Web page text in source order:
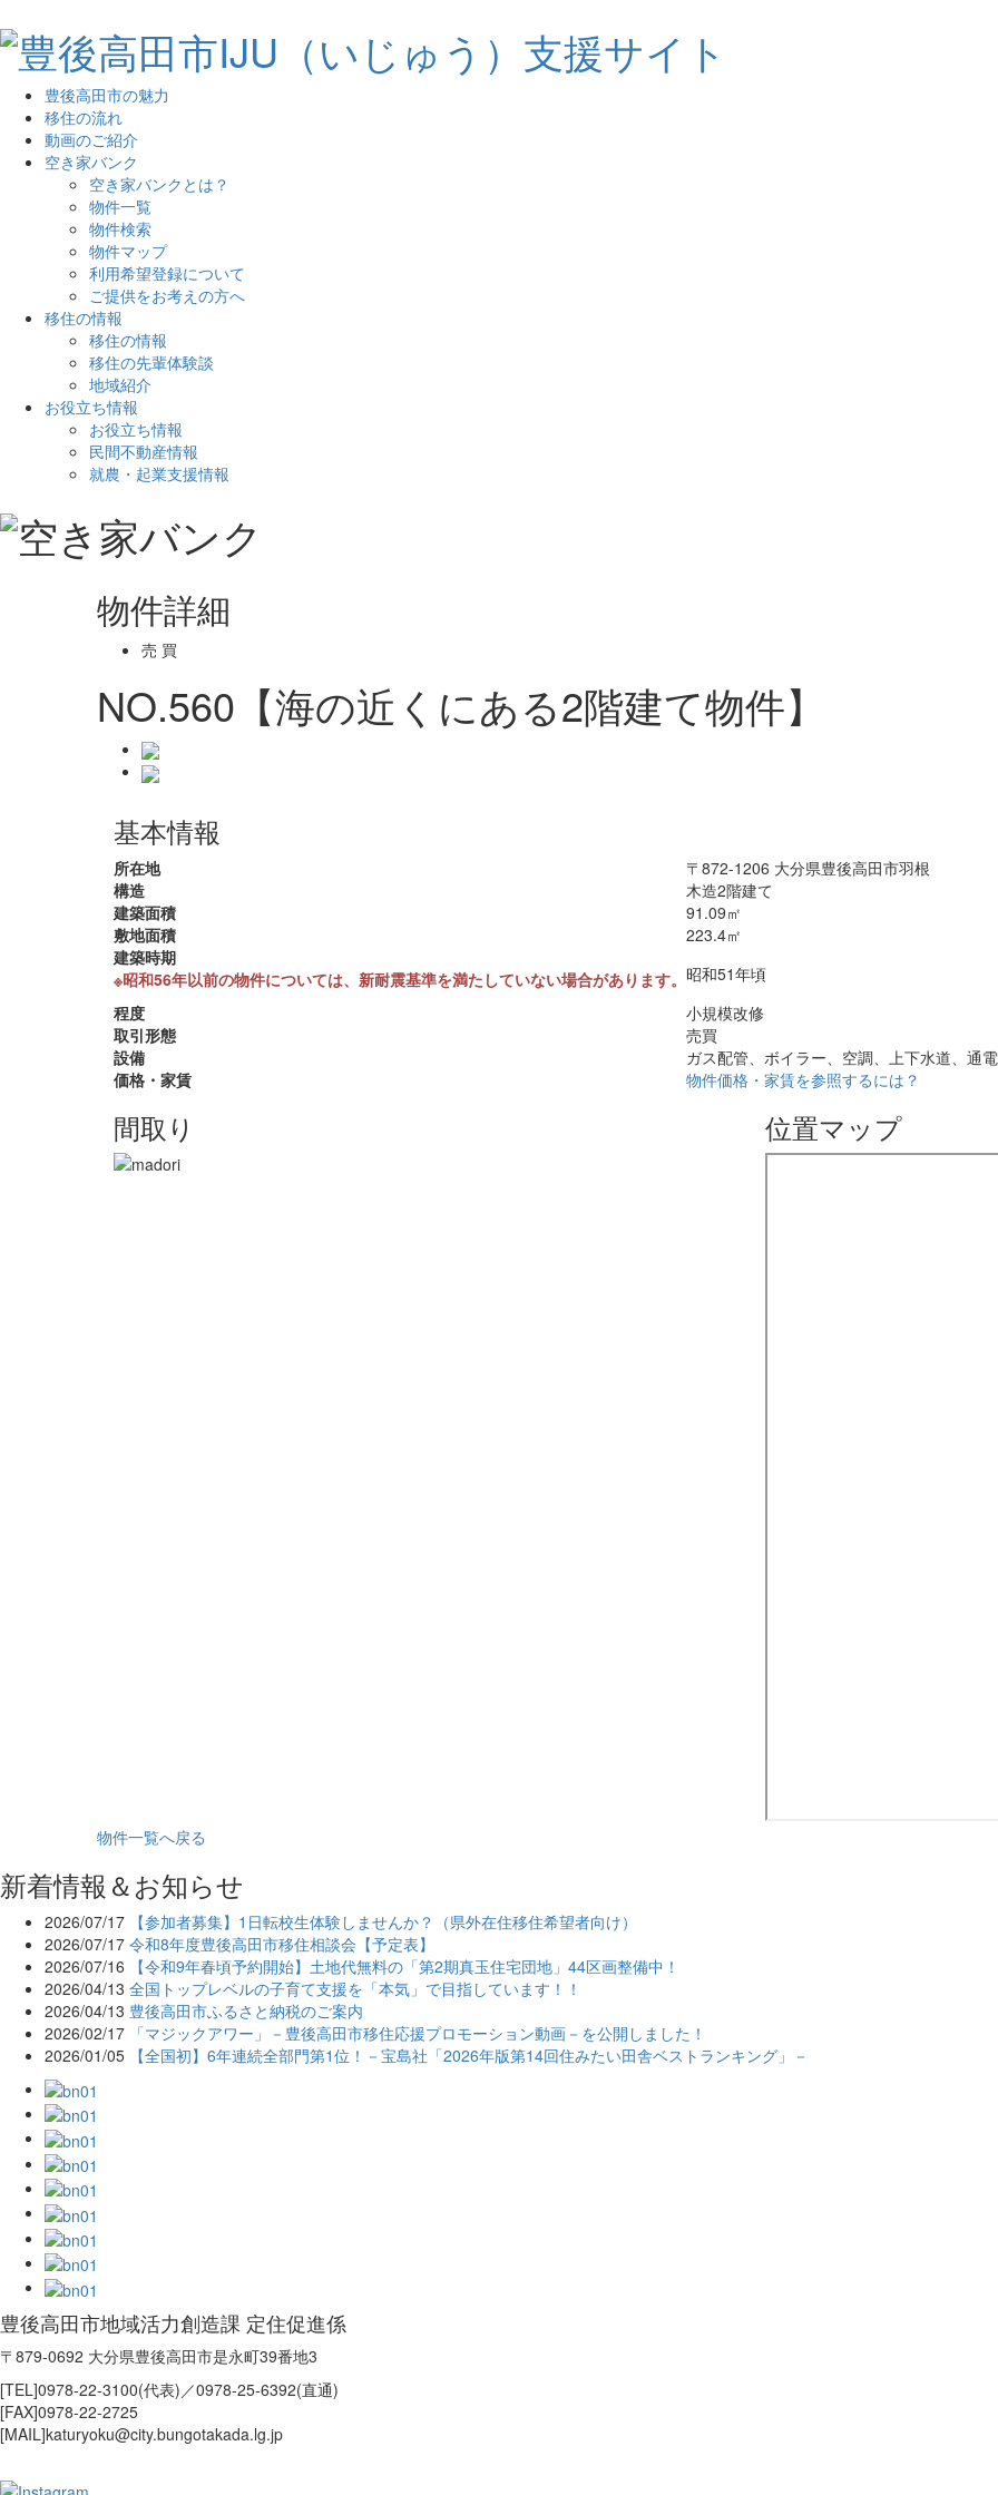
豊後高田市の魅力
移住の流れ
動画のご紹介
空き家バンク
空き家バンクとは？
物件一覧
物件検索
物件マップ
利用希望登録について
ご提供をお考えの方へ
移住の情報
移住の情報
移住の先輩体験談
地域紹介
お役立ち情報
お役立ち情報
民間不動産情報
就農・起業支援情報
物件詳細
売 買
NO.560【海の近くにある2階建て物件】
基本情報
所在地
〒872-1206 大分県豊後高田市羽根
構造
木造2階建て
建築面積
91.09㎡
敷地面積
223.4㎡
建築時期
※昭和56年以前の物件については、新耐震基準を満たしていない場合があります。 昭和51年頃
程度
小規模改修
取引形態
売買
設備
ガス配管、ボイラー、空調、上下水道、通
価格・家賃
物件価格・家賃を参照するには？
間取り 位置マップ
物件一覧へ戻る
新着情報＆お知らせ
2026/07/17 【参加者募集】1日転校生体験しませんか？（県外在住移住希望者向け）
2026/07/17 令和8年度豊後高田市移住相談会【予定表】
2026/07/16
【令和9年春頃予約開始】土地代無料の「第2期真玉住宅団地」44区画整備中！
2026/04/13 全国トップレベルの子育て支援を「本気」で目指しています！！
2026/04/13 豊後高田市ふるさと納税のご案内
2026/02/17 「マジックアワー」－豊後高田市移住応援プロモーション動画－を公開しました！
2026/01/05 【全国初】6年連続全部門第1位！－宝島社「2026年版第14回住みたい田舎ベストランキング」－
豊後高田市地域活力創造課 定住促進係
〒879-0692 大分県豊後高田市是永町39番地3
[TEL]0978-22-3100(代表)／0978-25-6392(直通)
[FAX]0978-22-2725
[MAIL]katuryoku@city.bungotakada.lg.jp